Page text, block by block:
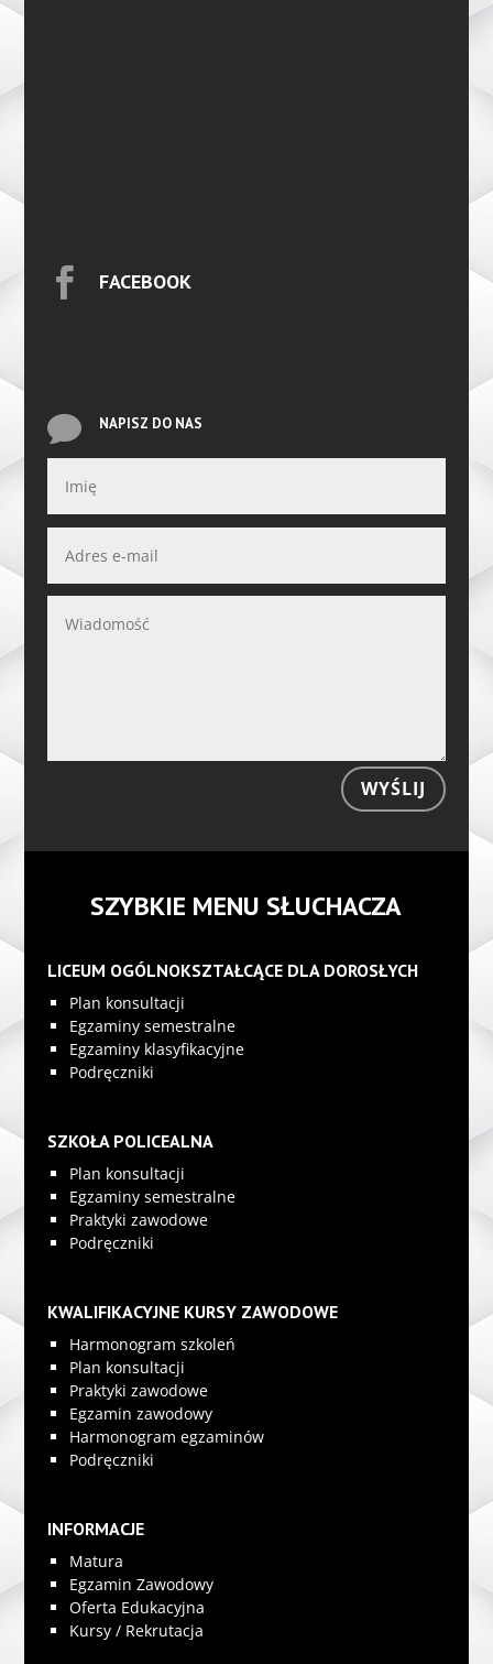
 FACEBOOK
 NAPISZ DO NAS
WYŚLIJ
SZYBKIE MENU SŁUCHACZA
LICEUM OGÓLNOKSZTAŁCĄCE DLA DOROSŁYCH
Plan konsultacji
Egzaminy semestralne
Egzaminy klasyfikacyjne
Podręczniki
SZKOŁA POLICEALNA
Plan konsultacji
Egzaminy semestralne
Praktyki zawodowe
Podręczniki
KWALIFIKACYJNE KURSY ZAWODOWE
Harmonogram szkoleń
Plan konsultacji
Praktyki zawodowe
Egzamin zawodowy
Harmonogram egzaminów
Podręczniki
INFORMACJE
Matura
Egzamin Zawodowy
Oferta Edukacyjna
Kursy / Rekrutacja